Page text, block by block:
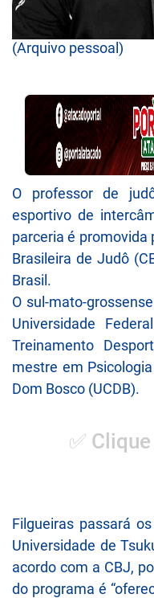
(Arquivo pessoal)
O professor de
esportivo de
parceria é promovida
Brasileira de Judô
Brasil.
O sul-mato-
Universidade
Treinamento
mestre em
Dom Bosco (UCDB).
✅
Filgueiras passará
Universidade de
acordo com a CBJ,
do programa é